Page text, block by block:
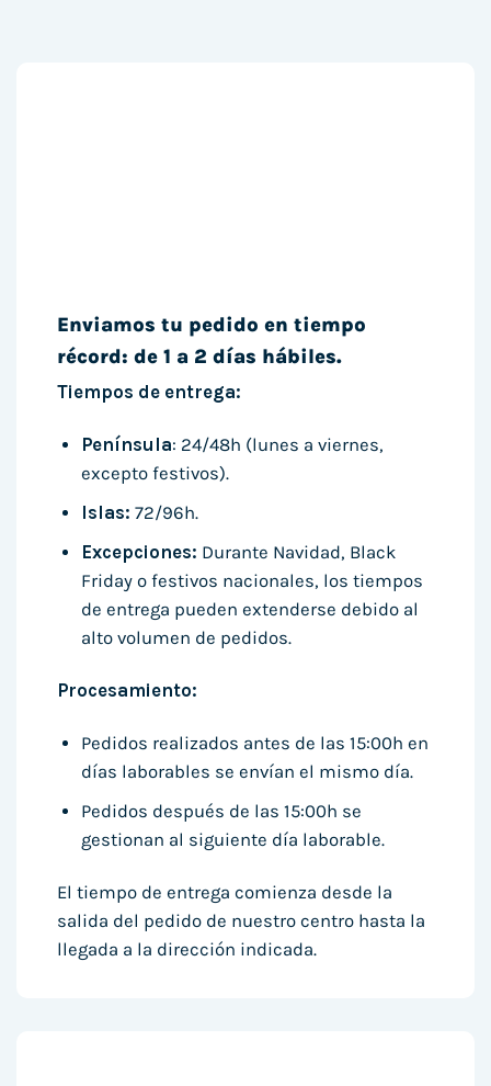
Enviamos tu pedido en tiempo
récord: de 1 a 2 días hábiles.
Tiempos de entrega:
Península: 24/48h (lunes a viernes,
excepto festivos).
Islas: 72/96h.
Excepciones: Durante Navidad, Black
Friday o festivos nacionales, los tiempos
de entrega pueden extenderse debido al
alto volumen de pedidos.
Procesamiento:
Pedidos realizados antes de las 15:00h en
días laborables se envían el mismo día.
Pedidos después de las 15:00h se
gestionan al siguiente día laborable.
El tiempo de entrega comienza desde la
salida del pedido de nuestro centro hasta la
llegada a la dirección indicada.